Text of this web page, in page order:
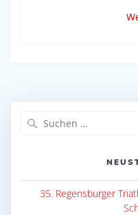
35. Regensburger